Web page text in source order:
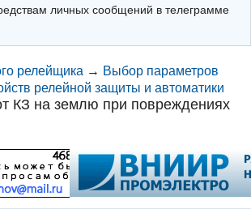
личных сообщений в телеграмме
релейщика → Выбор параметров
релейной защиты и автоматики
КЗ на землю при повреждениях